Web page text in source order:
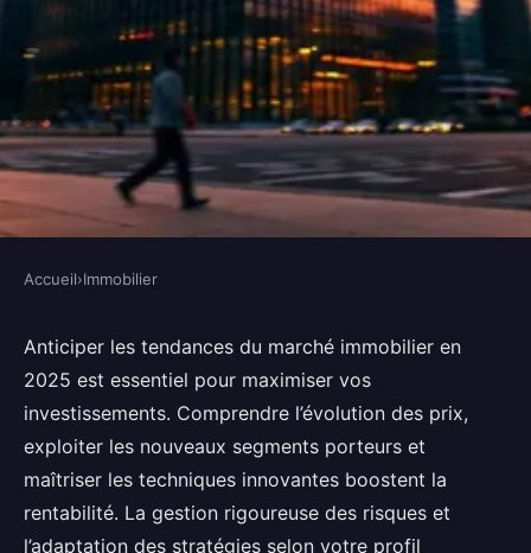
Stratégies gagnantes pour
booster vos investissements
immobiliers en 2025
Maya•6 octobre 2025•7 min de lecture
Accueil›Immobilier
Anticiper les tendances du marché immobilier en
2025 est essentiel pour maximiser vos
investissements. Comprendre l’évolution des prix,
exploiter les nouveaux segments porteurs et
maîtriser les techniques innovantes boostent la
rentabilité. La gestion rigoureuse des risques et
l’adaptation des stratégies selon votre profil